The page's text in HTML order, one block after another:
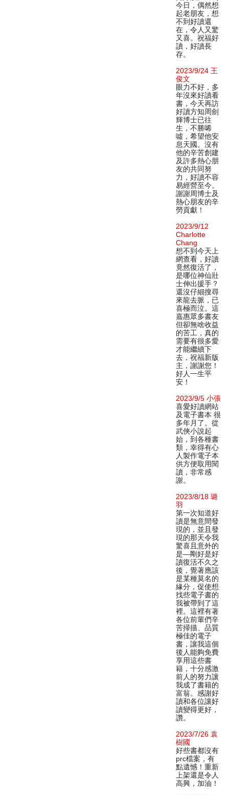
今日，偶然想
起老朋友，想
不到好讀還
在，令人又驚
又喜。祝福好
讀，好讀長
存。
2023/9/24 王
俊文
眼力不好，多
年沒來好讀看
書，今天再訪
好讀方知周劍
輝博士已往
生，不勝唏
噓，希望他安
息天國。沒有
他的辛苦創建
及許多熱心朋
友的共同努
力，好讀不容
易經營至今。
謝謝周博士及
熱心朋友的辛
勞貢獻！
2023/9/12
Charlotte
Chang
想不到今天上
網查看，好讀
竟然復活了，
是哪位神仙壯
士伸出援手？
還沒仔細搜尋
來龍去脈，已
喜極而泣。這
嘉惠眾多書友
但卻無啥收益
的苦工，真的
需要有很多愛
才能繼續下
去，祝福新版
主，謝謝您！
好人一生平
安！
2023/9/5 小張
喜愛好讀網站
及電子書本 很
多年月了。從
武俠小說起
始，到各種書
類，幸得有心
人製作電子本
供方便取用閱
讀，非常感
謝。
2023/8/18 璐
羽
第一次知道好
讀是無意間發
現的，並且發
現的那天令我
驚喜且意外的
是—剛好是好
讀復活不久之
後，覺著應該
是某種莫名的
緣分，促使想
找些電子書的
我被帶到了這
裡。這裡有著
各位前輩們辛
苦掃描、品質
極佳的電子
書，讓我這個
後人能夠免費
享用這些書
籍，十分感激
前人的努力讓
我成了書籍的
富翁。感謝好
讀和各位讓好
讀變得更好，
讚。
2023/7/26 袁
樹國
好些書都沒有
prc檔案，有
點遺憾！重新
上架還是令人
高興，加油！